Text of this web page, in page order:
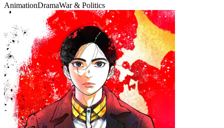
AnimationDramaWar & Politics